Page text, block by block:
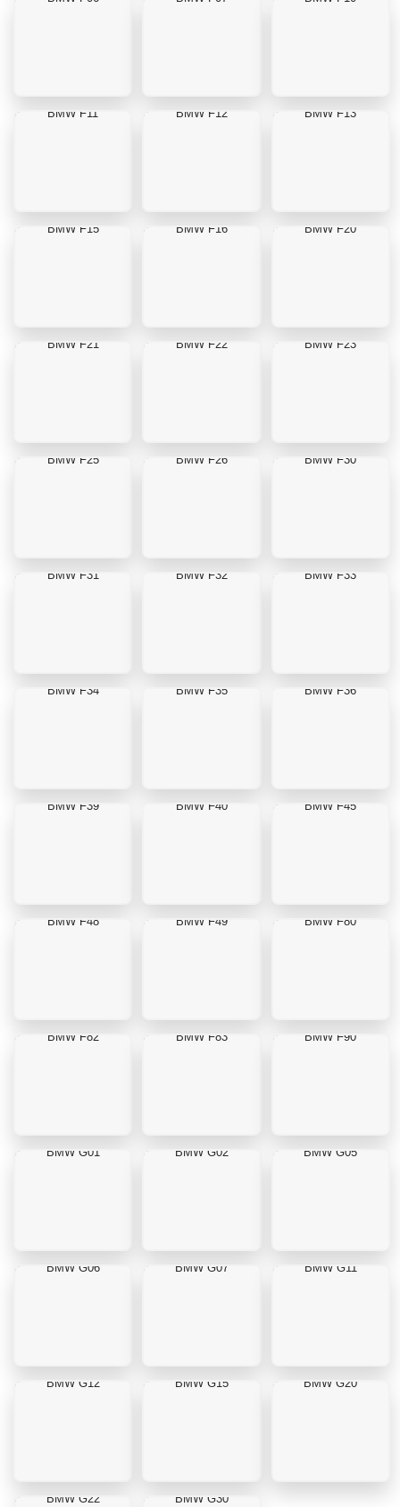
BMW F11 BMW F12 BMW F13
BMW F15 BMW F16 BMW F20
BMW F21 BMW F22 BMW F23
BMW F25 BMW F26 BMW F30
BMW F31 BMW F32 BMW F33
BMW F34 BMW F35 BMW F36
BMW F39 BMW F40 BMW F45
BMW F48 BMW F49 BMW F80
BMW F82 BMW F83 BMW F90
BMW G01 BMW G02 BMW G05
BMW G06 BMW G07 BMW G11
BMW G12 BMW G15 BMW G20
BMW G22 BMW G30